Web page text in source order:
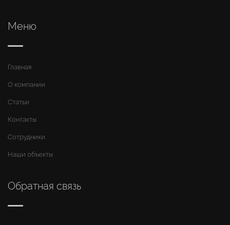
Меню
Главная
О компании
Статьи
Контакты
Сотрудники
Наши объекты
Обратная связь